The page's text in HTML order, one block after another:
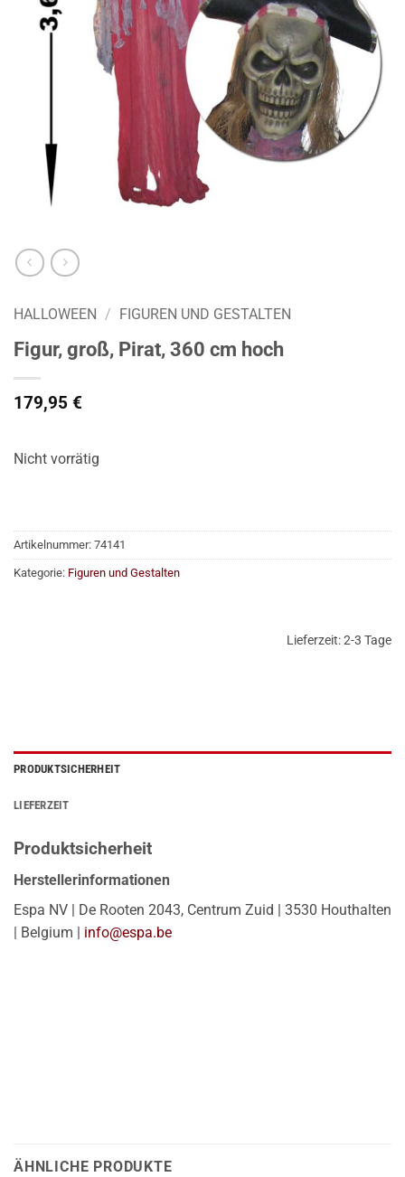
HALLOWEEN / FIGUREN UND GESTALTEN
Figur, groß, Pirat, 360 cm hoch
179,95 €
Nicht vorrätig
Artikelnummer: 74141
Kategorie: Figuren und Gestalten
Lieferzeit:2-3 Tage
PRODUKTSICHERHEIT
LIEFERZEIT
Produktsicherheit
Herstellerinformationen
Espa NV | De Rooten 2043, Centrum Zuid | 3530 Houthalten
| Belgium | info@espa.be
ÄHNLICHE PRODUKTE